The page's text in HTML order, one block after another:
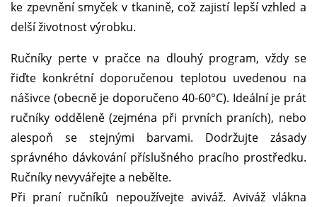
ke zpevnění smyček v tkanině, což zajistí lepší vzhled a
delší životnost výrobku.
Ručníky perte v pračce na dlouhý program, vždy se
řiďte konkrétní doporučenou teplotou uvedenou na
nášivce (obecně je doporučeno 40-60°C). Ideální je prát
ručníky odděleně (zejména při prvních praních), nebo
alespoň se stejnými barvami. Dodržujte zásady
správného dávkování příslušného pracího prostředku.
Ručníky nevyvářejte a nebělte.
Při praní ručníků nepoužívejte aviváž. Aviváž vlákna